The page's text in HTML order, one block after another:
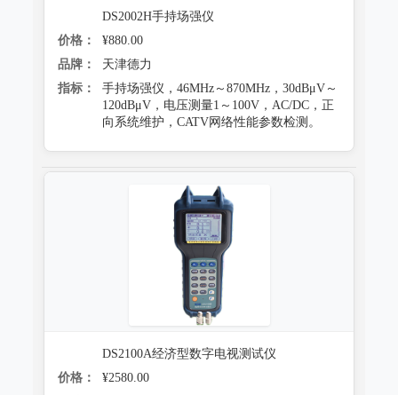
DS2002H手持场强仪
价格：
¥880.00
品牌：
天津德力
指标：
手持场强仪，46MHz～870MHz，30dBμV～
120dBμV，电压测量1～100V，AC/DC，正
向系统维护，CATV网络性能参数检测。
DS2100A经济型数字电视测试仪
价格：
¥2580.00